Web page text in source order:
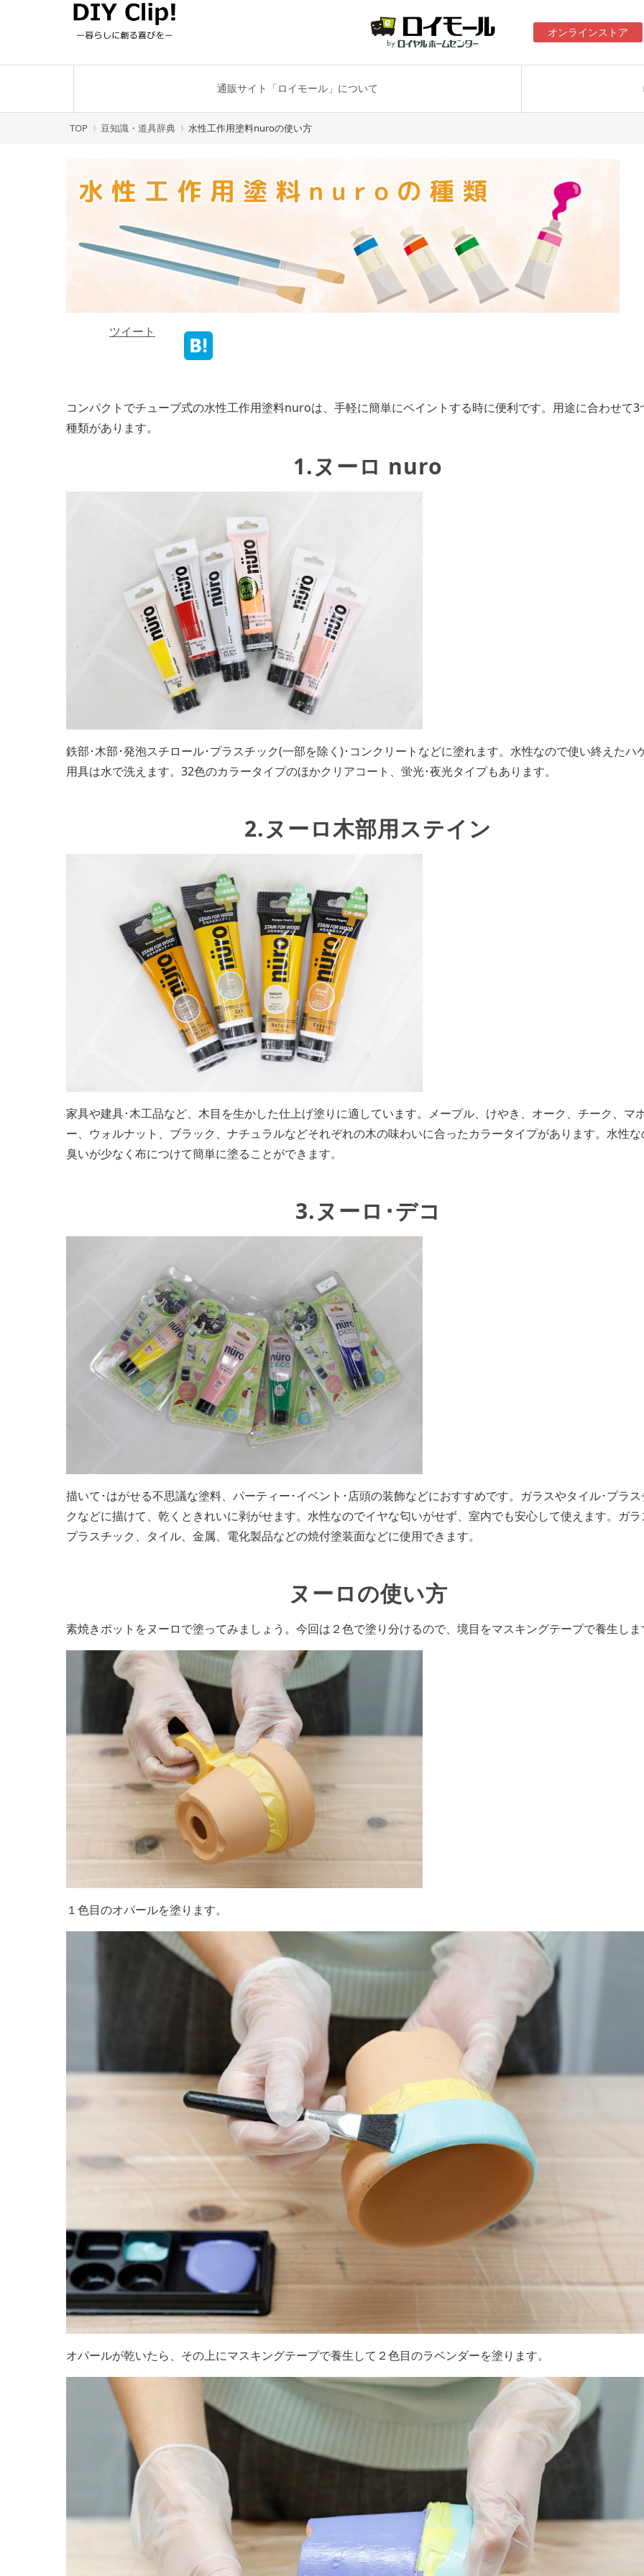
オンラインストア
通販サイト「ロイモール」について
TOP 豆知識・道具辞典 水性工作用塗料nuroの使い方
ツイート
コンパクトでチューブ式の水性工作用塗料nuroは、手軽に簡単にペイントする時に便利です。用途に合わせて3
種類があります。
1.ヌーロ nuro
鉄部･木部･発泡スチロール･プラスチック(一部を除く)･コンクリートなどに塗れます。水性なので使い終えたハ
用具は水で洗えます。32色のカラータイプのほかクリアコート、蛍光･夜光タイプもあります。
2.ヌーロ木部用ステイン
家具や建具･木工品など、木目を生かした仕上げ塗りに適しています。メープル、けやき、オーク、チーク、マ
ー、ウォルナット、ブラック、ナチュラルなどそれぞれの木の味わいに合ったカラータイプがあります。水性
臭いが少なく布につけて簡単に塗ることができます。
3.ヌーロ･デコ
描いて･はがせる不思議な塗料、パーティー･イベント･店頭の装飾などにおすすめです。ガラスやタイル･プラ
クなどに描けて、乾くときれいに剥がせます。水性なのでイヤな匂いがせず、室内でも安心して使えます。ガ
プラスチック、タイル、金属、電化製品などの焼付塗装面などに使用できます。
ヌーロの使い方
素焼きポットをヌーロで塗ってみましょう。今回は２色で塗り分けるので、境目をマスキングテープで養生し
１色目のオパールを塗ります。
オパールが乾いたら、その上にマスキングテープで養生して２色目のラベンダーを塗ります。